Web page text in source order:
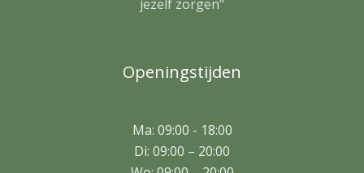
jezelf zorgen"
Openingstijden
Ma: 09:00 - 18:00
Di: 09:00 – 20:00